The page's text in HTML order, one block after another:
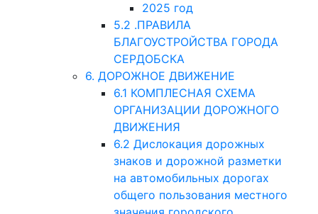
2025 год
5.2 .ПРАВИЛА
БЛАГОУСТРОЙСТВА ГОРОДА
СЕРДОБСКА
6. ДОРОЖНОЕ ДВИЖЕНИЕ
6.1 КОМПЛЕСНАЯ СХЕМА
ОРГАНИЗАЦИИ ДОРОЖНОГО
ДВИЖЕНИЯ
6.2 Дислокация дорожных
знаков и дорожной разметки
на автомобильных дорогах
общего пользования местного